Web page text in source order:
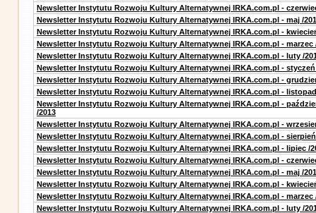
Newsletter Instytutu Rozwoju Kultury Alternatywnej IRKA.com.pl -
Newsletter Instytutu Rozwoju Kultury Alternatywnej IRKA.com.pl - maj /
Newsletter Instytutu Rozwoju Kultury Alternatywnej IRKA.com.pl -
Newsletter Instytutu Rozwoju Kultury Alternatywnej IRKA.com.pl - marzec
Newsletter Instytutu Rozwoju Kultury Alternatywnej IRKA.com.pl - luty /
Newsletter Instytutu Rozwoju Kultury Alternatywnej IRKA.com.pl - styczeń
Newsletter Instytutu Rozwoju Kultury Alternatywnej IRKA.com.pl -
Newsletter Instytutu Rozwoju Kultury Alternatywnej IRKA.com.pl - listopad
Newsletter Instytutu Rozwoju Kultury Alternatywnej IRKA.com.pl -
/2013
Newsletter Instytutu Rozwoju Kultury Alternatywnej IRKA.com.pl -
Newsletter Instytutu Rozwoju Kultury Alternatywnej IRKA.com.pl - sierpień
Newsletter Instytutu Rozwoju Kultury Alternatywnej IRKA.com.pl - lipiec /
Newsletter Instytutu Rozwoju Kultury Alternatywnej IRKA.com.pl -
Newsletter Instytutu Rozwoju Kultury Alternatywnej IRKA.com.pl - maj /
Newsletter Instytutu Rozwoju Kultury Alternatywnej IRKA.com.pl -
Newsletter Instytutu Rozwoju Kultury Alternatywnej IRKA.com.pl - marzec
Newsletter Instytutu Rozwoju Kultury Alternatywnej IRKA.com.pl - luty /